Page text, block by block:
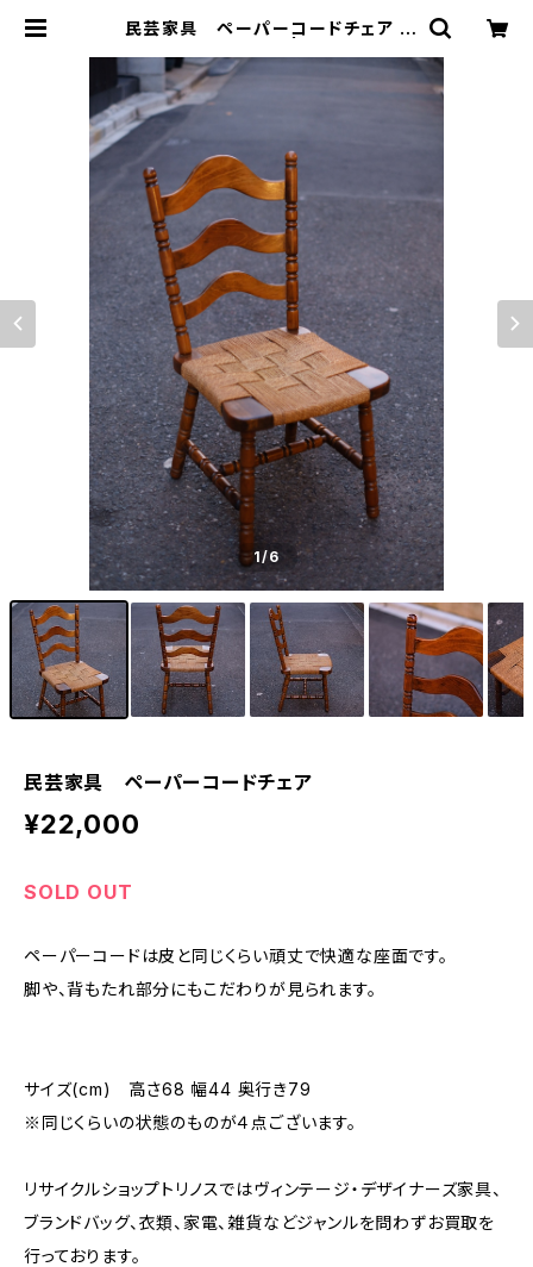
民芸家具 ペーパーコードチェア |
のリサイクルショップ・古着
1/6
民芸家具 ペーパーコードチェア
¥22,000
SOLD OUT
ペーパーコードは皮と同じくらい頑丈で快適な座面です。
脚や、背もたれ部分にもこだわりが見られます。
サイズ(cm) 高さ68 幅44 奥行き79
※同じくらいの状態のものが４点ございます。
リサイクルショップトリノスではヴィンテージ・デザイナーズ家具、
ブランドバッグ、衣類、家電、雑貨などジャンルを問わずお買取を
行っております。